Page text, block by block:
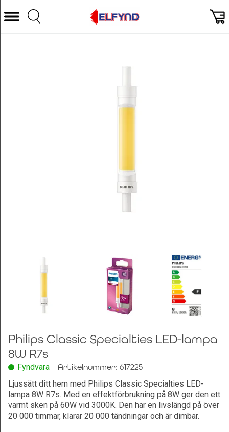
Välj Kategori
Philips Classic Specialties LED-lampa
8W R7s
Fyndvara
Artikelnummer: 617225
Ljussätt ditt hem med Philips Classic Specialties LED-
lampa 8W R7s. Med en effektförbrukning på 8W ger den ett
varmt sken på 60W vid 3000K. Den har en livslängd på över
20 000 timmar, klarar 20 000 tändningar och är dimbar.